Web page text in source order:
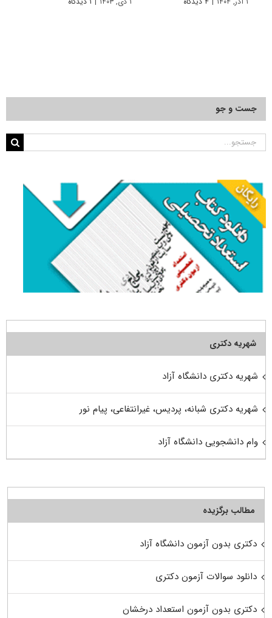
جست و جو
جستجو
شهریه دکتری
شهریه دکتری دانشگاه آزاد
شهریه دکتری شبانه، پردیس، غیرانتفاعی، پیام نور
وام دانشجویی دانشگاه آزاد
مطالب برگزیده
دکتری بدون آزمون دانشگاه آزاد
دانلود سوالات آزمون دکتری
دکتری بدون آزمون استعداد درخشان